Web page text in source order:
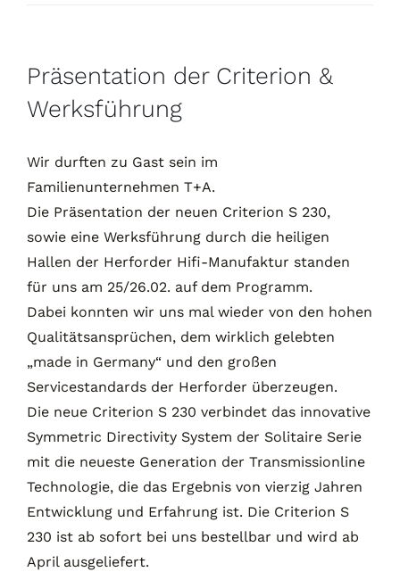
Präsentation der Criterion &
Werksführung
Wir durften zu Gast sein im
Familienunternehmen T+A.
Die Präsentation der neuen Criterion S 230,
sowie eine Werksführung durch die heiligen
Hallen der Herforder Hifi-Manufaktur standen
für uns am 25/26.02. auf dem Programm.
Dabei konnten wir uns mal wieder von den hohen
Qualitätsansprüchen, dem wirklich gelebten
„made in Germany“ und den großen
Servicestandards der Herforder überzeugen.
Die neue Criterion S 230 verbindet das innovative
Symmetric Directivity System der Solitaire Serie
mit die neueste Generation der Transmissionline
Technologie, die das Ergebnis von vierzig Jahren
Entwicklung und Erfahrung ist. Die Criterion S
230 ist ab sofort bei uns bestellbar und wird ab
April ausgeliefert.